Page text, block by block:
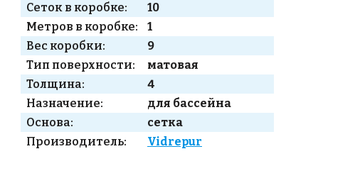
Сеток в коробке:
10
Метров в коробке:
1
Вес коробки:
9
Тип поверхности:
матовая
Толщина:
4
Назначение:
для бассейна
Основа:
сетка
Производитель:
Vidrepur